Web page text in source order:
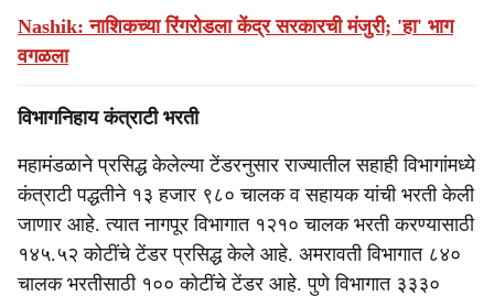
Nashik: नाशिकच्या रिंगरोडला केंद्र सरकारची मंजुरी; 'हा' भाग
वगळला
विभागनिहाय कंत्राटी भरती
महामंडळाने प्रसिद्ध केलेल्या टेंडरनुसार राज्यातील सहाही विभागांमध्ये
कंत्राटी पद्धतीने १३ हजार ९८० चालक व सहायक यांची भरती केली
जाणार आहे. त्यात नागपूर विभागात १२१० चालक भरती करण्यासाठी
१४५.५२ कोटींचे टेंडर प्रसिद्ध केले आहे. अमरावती विभागात ८४०
चालक भरतीसाठी १०० कोटींचे टेंडर आहे. पुणे विभागात ३३३०